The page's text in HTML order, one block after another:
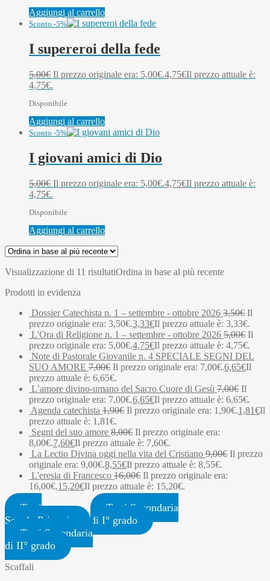
Aggiungi al carrello
Sconto -5%
I supereroi della fede
5,00€ Il prezzo originale era: 5,00€.4,75€Il prezzo attuale è:
4,75€.
Disponibile
Aggiungi al carrello
Sconto -5%
I giovani amici di Dio
5,00€ Il prezzo originale era: 5,00€.4,75€Il prezzo attuale è:
4,75€.
Disponibile
Aggiungi al carrello
Visualizzazione di 11 risultatiOrdina in base al più recente
Prodotti in evidenza
Dossier Catechista n. 1 – settembre - ottobre 2026 3,50€ Il
prezzo originale era: 3,50€.3,33€Il prezzo attuale è: 3,33€.
L'Ora di Religione n. 1 – settembre - ottobre 2026 5,00€ Il
prezzo originale era: 5,00€.4,75€Il prezzo attuale è: 4,75€.
Note di Pastorale Giovanile n. 4 SPECIALE SEGNI DEL
SUO AMORE 7,00€ Il prezzo originale era: 7,00€.6,65€Il
prezzo attuale è: 6,65€.
L’amore divino-umano del Sacro Cuore di Gesù 7,00€ Il
prezzo originale era: 7,00€.6,65€Il prezzo attuale è: 6,65€.
Agenda catechista 1,90€ Il prezzo originale era: 1,90€.1,81€Il
prezzo attuale è: 1,81€.
Segni del suo amore 8,00€ Il prezzo originale era:
8,00€.7,60€Il prezzo attuale è: 7,60€.
La Lectio Divina oggi nella vita del Cristiano 9,00€ Il prezzo
originale era: 9,00€.8,55€Il prezzo attuale è: 8,55€.
L'eresia di Francesco 16,00€ Il prezzo originale era:
16,00€.15,20€Il prezzo attuale è: 15,20€.
Testi
Scuola Primaria
Testi Secondaria
di I° grado
Testi Secondaria
di II° grado
Scaffali